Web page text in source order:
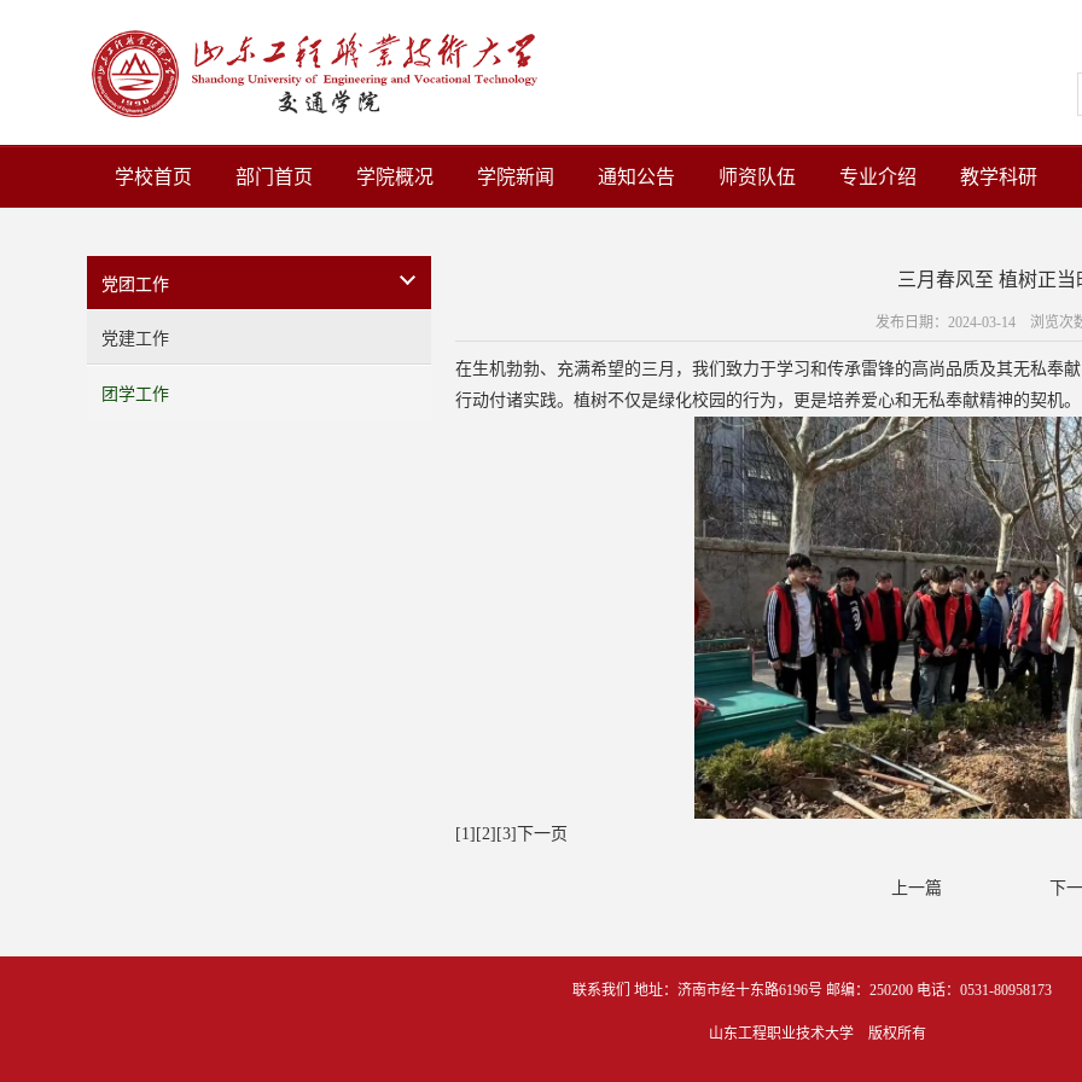
学校首页 部门首页 学院概况 学院新闻 通知公告 师资队伍 专业介绍 教学科研
党团工作
党建工作
团学工作
三月春风至 植树正当
发布日期：2024-03-14 浏览次
在生机勃勃、充满希望的三月，我们致力于学习和传承雷锋的高尚品质及其无私奉
行动付诸实践。植树不仅是绿化校园的行为，更是培养爱心和无私奉献精神的契机。
[1] [2] [3] 下一页
上一篇 下
联系我们 地址：济南市经十东路6196号 邮编：250200 电话：0531-80958173
山东工程职业技术大学　版权所有